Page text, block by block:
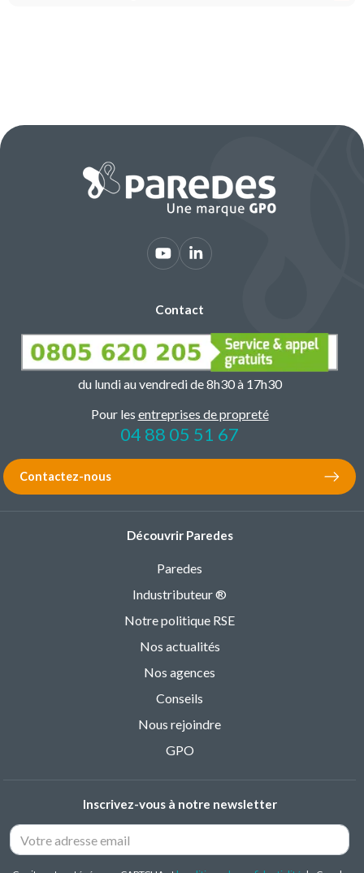
Contact
du lundi au vendredi de 8h30 à 17h30
Pour les entreprises de propreté
04 88 05 51 67
Contactez-nous
Découvrir Paredes
Paredes
Industributeur ®
Notre politique RSE
Nos actualités
Nos agences
Conseils
Nous rejoindre
GPO
Inscrivez-vous à notre newsletter